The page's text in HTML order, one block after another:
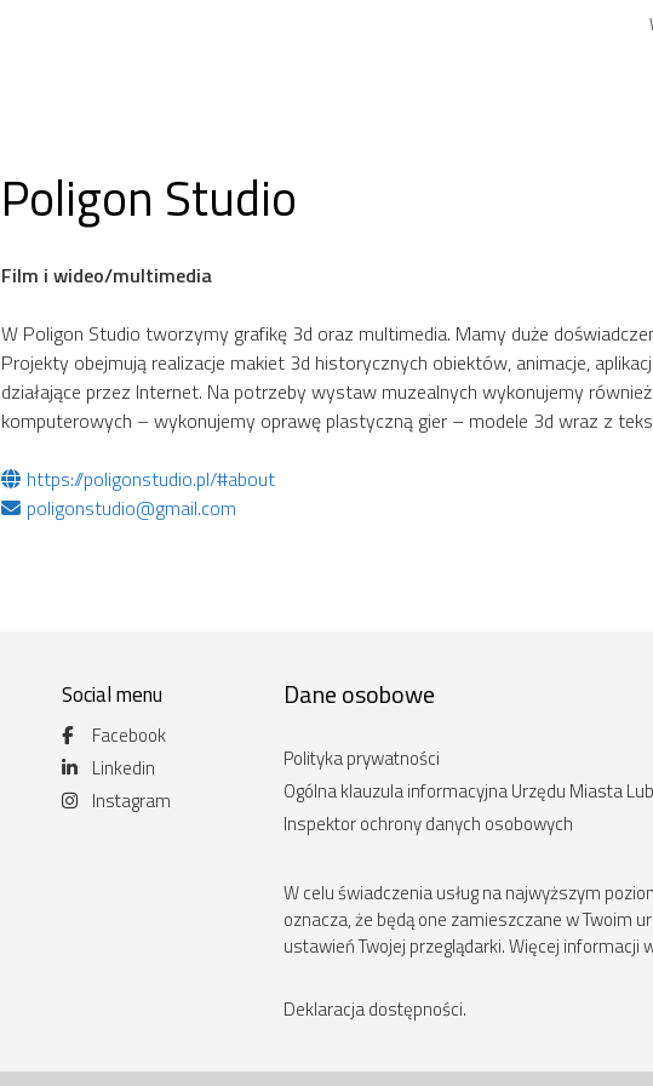
Poligon Studio
Film i wideo/multimedia
W Poligon Studio tworzymy grafikę 3d oraz multimedia. Mamy duże
Projekty obejmują realizacje makiet 3d historycznych obiektów, animacje,
działające przez Internet. Na potrzeby wystaw muzealnych wykonujemy
komputerowych – wykonujemy oprawę plastyczną gier – modele 3d wraz z
https://poligonstudio.pl/#about
poligonstudio@gmail.com
Social menu
Facebook
Linkedin
Instagram
Dane osobowe
Polityka prywatności
Ogólna klauzula informacyjna Urzędu Miasta
Inspektor ochrony danych osobowych
W celu świadczenia usług na najwyższym
oznacza, że będą one zamieszczane w Twoim
ustawień Twojej przeglądarki. Więcej informacji
Deklaracja dostępności.